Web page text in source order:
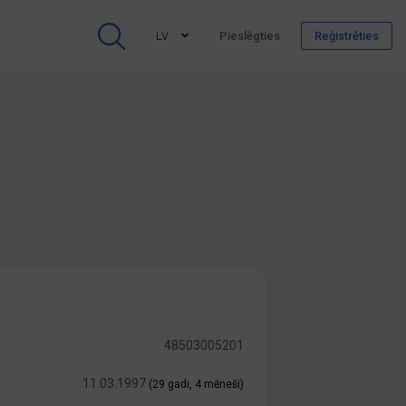
LV Pieslēgties Reģistrēties
48503005201
11.03.1997 (29 gadi, 4 mēneši)